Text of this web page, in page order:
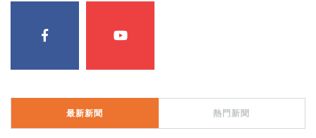
最新新聞 熱門新聞